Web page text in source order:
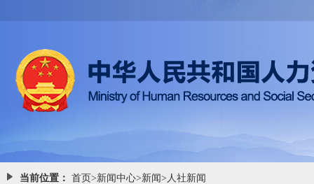
当前位置： 首页>新闻中心>新闻> 人社新闻